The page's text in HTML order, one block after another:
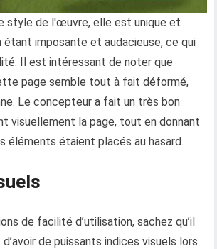
style de l'œuvre, elle est unique et
imposante et audacieuse, ce qui
Il est intéressant de noter que
page semble tout à fait déformé,
Le concepteur a fait un très bon
visuellement la page, tout en donnant
éléments étaient placés au hasard.
de facilité d’utilisation, sachez qu’il
de puissants indices visuels lors